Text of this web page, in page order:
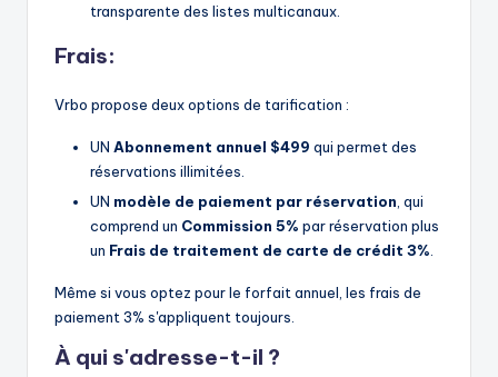
transparente des listes multicanaux.
Frais:
Vrbo propose deux options de tarification :
UN Abonnement annuel $499 qui permet des
réservations illimitées.
UN modèle de paiement par réservation, qui
comprend un Commission 5% par réservation plus
un Frais de traitement de carte de crédit 3%.
Même si vous optez pour le forfait annuel, les frais de
paiement 3% s'appliquent toujours.
À qui s'adresse-t-il ?